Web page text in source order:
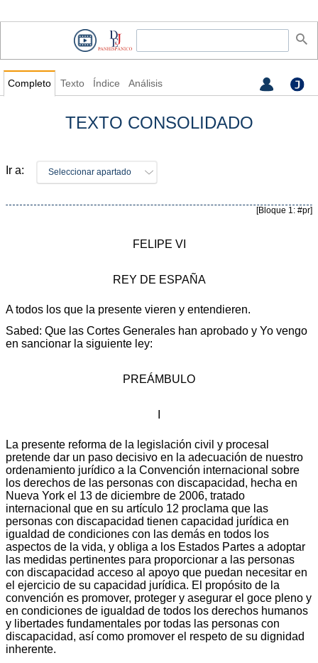
Completo Texto Índice Análisis
TEXTO CONSOLIDADO
Ir a: Seleccionar apartado
[Bloque 1: #pr]
FELIPE VI
REY DE ESPAÑA
A todos los que la presente vieren y entendieren.
Sabed: Que las Cortes Generales han aprobado y Yo vengo
en sancionar la siguiente ley:
PREÁMBULO
La presente reforma de la legislación civil y procesal
pretende dar un paso decisivo en la adecuación de nuestro
ordenamiento jurídico a la Convención internacional sobre
los derechos de las personas con discapacidad, hecha en
Nueva York el 13 de diciembre de 2006, tratado
internacional que en su artículo 12 proclama que las
personas con discapacidad tienen capacidad jurídica en
igualdad de condiciones con las demás en todos los
aspectos de la vida, y obliga a los Estados Partes a adoptar
las medidas pertinentes para proporcionar a las personas
con discapacidad acceso al apoyo que puedan necesitar en
el ejercicio de su capacidad jurídica. El propósito de la
convención es promover, proteger y asegurar el goce pleno y
en condiciones de igualdad de todos los derechos humanos
y libertades fundamentales por todas las personas con
discapacidad, así como promover el respeto de su dignidad
inherente.